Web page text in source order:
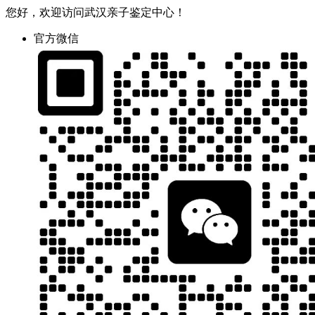
您好，欢迎访问武汉亲子鉴定中心！
官方微信